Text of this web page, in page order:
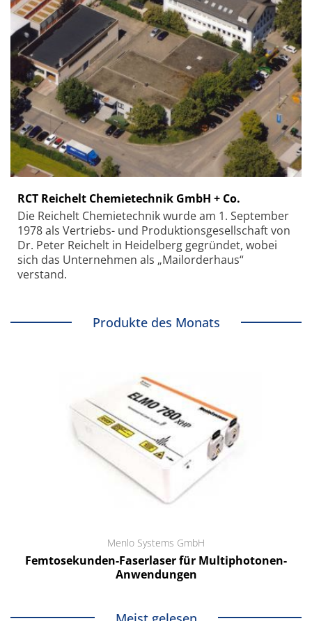
RCT Reichelt Chemietechnik GmbH + Co.
Die Reichelt Chemietechnik wurde am 1. September
1978 als Vertriebs- und Produktionsgesellschaft von
Dr. Peter Reichelt in Heidelberg gegründet, wobei
sich das Unternehmen als „Mailorderhaus“
verstand.
Produkte des Monats
Menlo Systems GmbH
Femtosekunden-Faserlaser für Multiphotonen-
Anwendungen